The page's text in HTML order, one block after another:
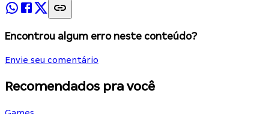
Encontrou algum erro neste conteúdo?
Envie seu comentário
Recomendados pra você